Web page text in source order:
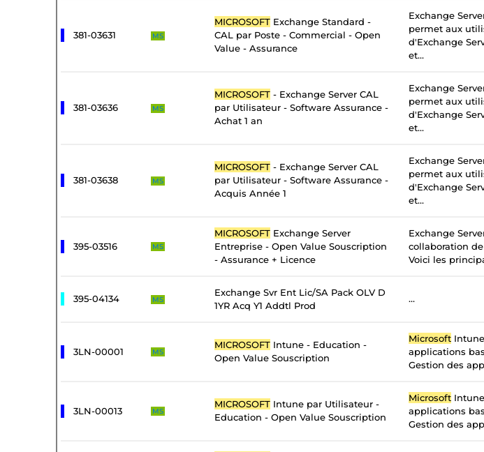
381-03631 MS
MICROSOFT Exchange Standard -
CAL par Poste - Commercial - Open
Value - Assurance
Exchange
permet aux
d'Exchange
et...
381-03636 MS
MICROSOFT - Exchange Server CAL
par Utilisateur - Software Assurance -
Achat 1 an
Exchange
permet aux
d'Exchange
et...
381-03638 MS
MICROSOFT - Exchange Server CAL
par Utilisateur - Software Assurance -
Acquis Année 1
Exchange
permet aux
d'Exchange
et...
395-03516 MS
MICROSOFT Exchange Server
Entreprise - Open Value Souscription
- Assurance + Licence
Exchange
collaboration de
Voici les
395-04134 MS
Exchange Svr Ent Lic/SA Pack OLV D
1YR Acq Y1 Addtl Prod
...
3LN-00001 MS
MICROSOFT Intune - Education -
Open Value Souscription
Microsoft
applications
Gestion des
3LN-00013 MS
MICROSOFT Intune par Utilisateur -
Education - Open Value Souscription
Microsoft
applications
Gestion des